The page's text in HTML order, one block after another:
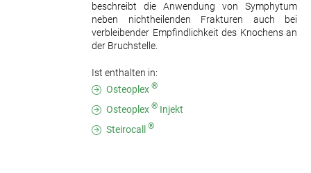
beschreibt die Anwendung von Symphytum
neben nichtheilenden Frakturen auch bei
verbleibender Empfindlichkeit des Knochens an
der Bruchstelle.
Ist enthalten in:
Osteoplex ®
Osteoplex ® Injekt
Steirocall ®